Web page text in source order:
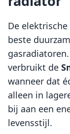
De
beste
verbruikt de
wanneer dat
alleen in
bij aan een
levensstijl.